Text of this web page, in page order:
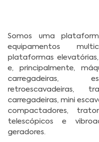
Somos uma
equipamentos
plataformas
e, principalmente,
carregadeiras,
retroescavadeiras,
carregadeiras, mini
compactadores,
telescópicos e
geradores.